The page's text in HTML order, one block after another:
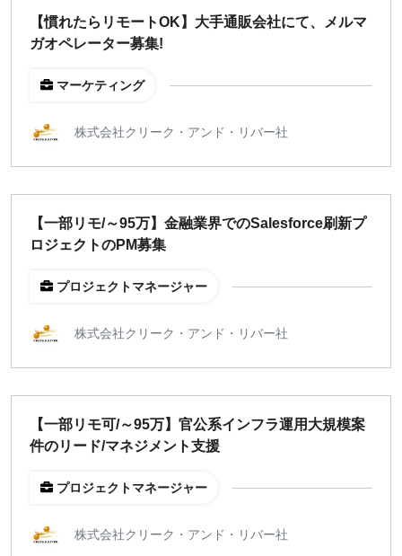
【慣れたらリモートOK】大手通販会社にて、メルマ
ガオペレーター募集!
マーケティング
株式会社クリーク・アンド・リバー社
【一部リモ/～95万】金融業界でのSalesforce刷新プ
ロジェクトのPM募集
プロジェクトマネージャー
株式会社クリーク・アンド・リバー社
【一部リモ可/～95万】官公系インフラ運用大規模案
件のリード/マネジメント支援
プロジェクトマネージャー
株式会社クリーク・アンド・リバー社